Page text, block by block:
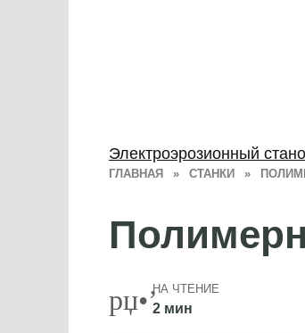
ГЛАВНАЯ » СТАНКИ »
НА ЧТЕНИЕ
2 мин
Электроэрозионный